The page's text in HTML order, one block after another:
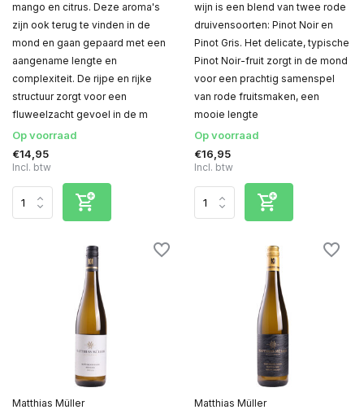
mango en citrus. Deze aroma's
zijn ook terug te vinden in de
mond en gaan gepaard met een
aangename lengte en
complexiteit. De rijpe en rijke
structuur zorgt voor een
fluweelzacht gevoel in de m
Op voorraad
€14,95
Incl. btw
wijn is een blend van twee rode
druivensoorten: Pinot Noir en
Pinot Gris. Het delicate, typische
Pinot Noir-fruit zorgt in de mond
voor een prachtig samenspel
van rode fruitsmaken, een
mooie lengte
Op voorraad
€16,95
Incl. btw
Matthias Müller Matthias Müller